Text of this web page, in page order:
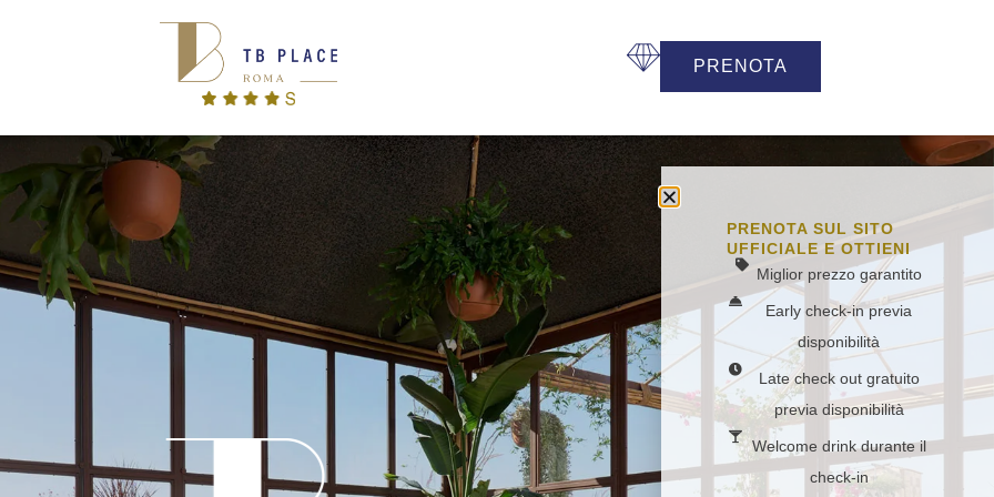
PRENOTA
PRENOTA SUL SITO
UFFICIALE E OTTIENI
Miglior prezzo garantito
Early check-in previa
disponibilità
Late check out gratuito
previa disponibilità
Welcome drink durante il
check-in